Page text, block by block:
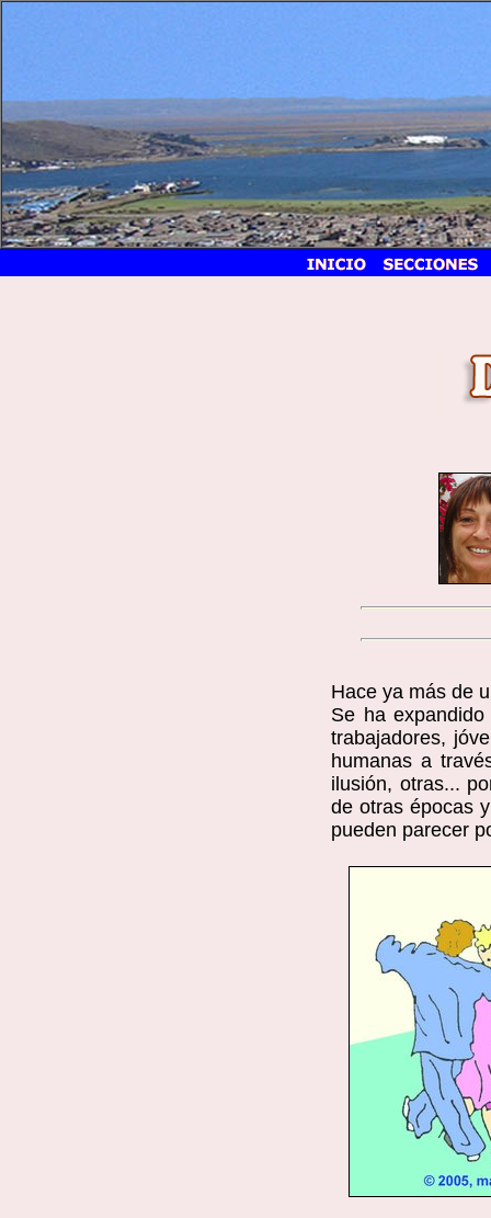
Hace ya más de
Se ha
trabajadores,
humanas a
ilusión, otras...
de otras épocas
pueden parecer